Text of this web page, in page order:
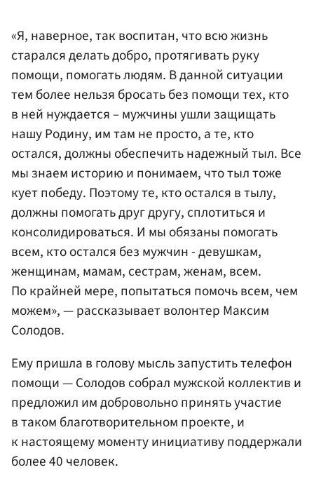
«Я, наверное, так воспитан, что всю жизнь
старался делать добро, протягивать руку
помощи, помогать людям. В данной ситуации
тем более нельзя бросать без помощи тех, кто
в ней нуждается – мужчины ушли защищать
нашу Родину, им там не просто, а те, кто
остался, должны обеспечить надежный тыл. Все
мы знаем историю и понимаем, что тыл тоже
кует победу. Поэтому те, кто остался в тылу,
должны помогать друг другу, сплотиться и
консолидироваться. И мы обязаны помогать
всем, кто остался без мужчин - девушкам,
женщинам, мамам, сестрам, женам, всем.
По крайней мере, попытаться помочь всем, чем
можем», — рассказывает волонтер Максим
Солодов.
Ему пришла в голову мысль запустить телефон
помощи — Солодов собрал мужской коллектив и
предложил им добровольно принять участие
в таком благотворительном проекте, и
к настоящему моменту инициативу поддержали
более 40 человек.